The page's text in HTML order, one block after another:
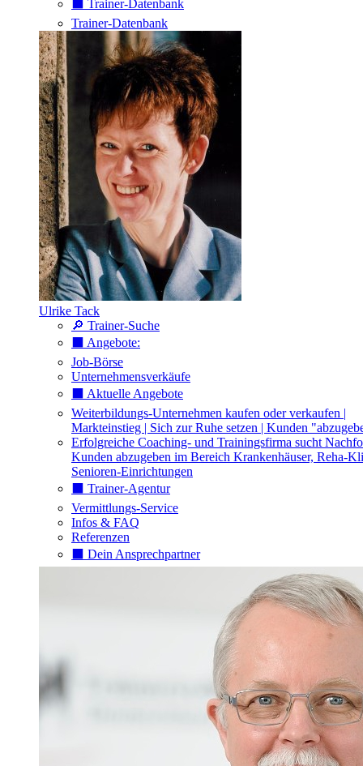
⬛️ Trainer-Datenbank
Trainer-Datenbank
Ulrike Tack
🔎 Trainer-Suche
⬛️ Angebote:
Job-Börse
Unternehmensverkäufe
⬛️ Aktuelle Angebote
Weiterbildungs-Unternehmen kaufen oder verkaufen |
Markteinstieg | Sich zur Ruhe setzen | Kunden
Erfolgreiche Coaching- und Trainingsfirma sucht
Kunden abzugeben im Bereich Krankenhäuser, Reha-
Senioren-Einrichtungen
⬛️ Trainer-Agentur
Vermittlungs-Service
Infos & FAQ
Referenzen
⬛️ Dein Ansprechpartner